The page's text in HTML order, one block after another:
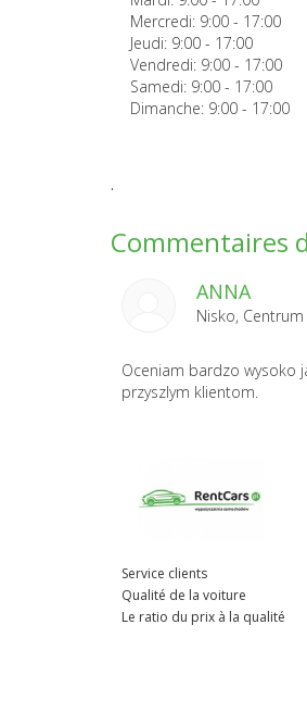
Mercredi: 9:00 - 17:00
Jeudi: 9:00 - 17:00
Vendredi: 9:00 - 17:00
Samedi: 9:00 - 17:00
Dimanche: 9:00 - 17:00
.
Commentaires
ANNA
Nisko,
Oceniam bardzo wysoko
przyszlym klientom.
Service clients
Qualité de la voiture
Le ratio du prix à la qualité